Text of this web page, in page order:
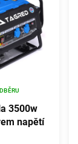
3500w
napětí